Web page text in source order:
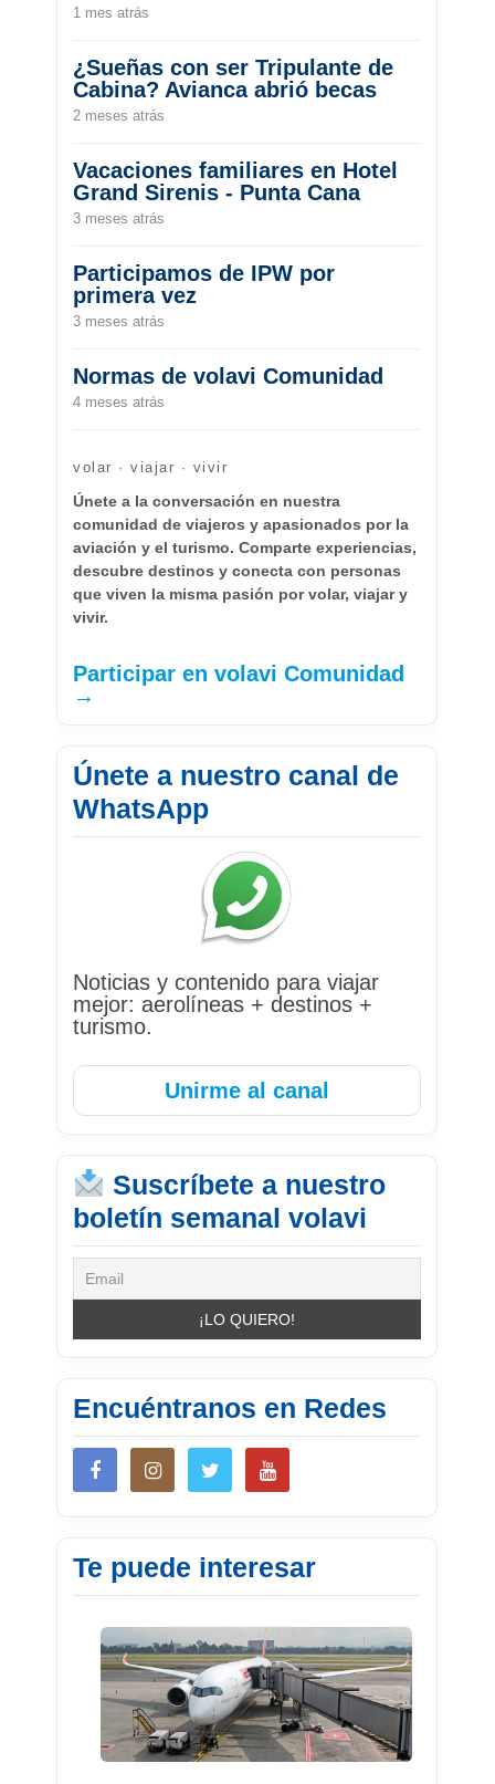
1 mes atrás
¿Sueñas con ser Tripulante de
Cabina? Avianca abrió becas
2 meses atrás
Vacaciones familiares en Hotel
Grand Sirenis - Punta Cana
3 meses atrás
Participamos de IPW por
primera vez
3 meses atrás
Normas de volavi Comunidad
4 meses atrás
volar · viajar · vivir
Únete a la conversación en nuestra
comunidad de viajeros y apasionados por la
aviación y el turismo. Comparte experiencias,
descubre destinos y conecta con personas
que viven la misma pasión por volar, viajar y
vivir.
Participar en volavi Comunidad
→
Únete a nuestro canal de
WhatsApp
Noticias y contenido para viajar
mejor: aerolíneas + destinos +
turismo.
Unirme al canal
Suscríbete a nuestro
boletín semanal volavi
Encuéntranos en Redes
Te puede interesar